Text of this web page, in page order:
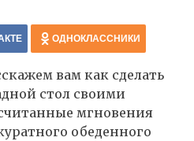
ОДНОКЛАССНИКИ
вам как сделать
стол своими
мгновения
обеденного